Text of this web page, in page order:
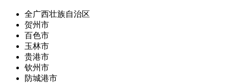
全广西壮族自治区
贺州市
百色市
玉林市
贵港市
钦州市
防城港市